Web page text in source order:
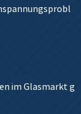
im Glasmarkt g